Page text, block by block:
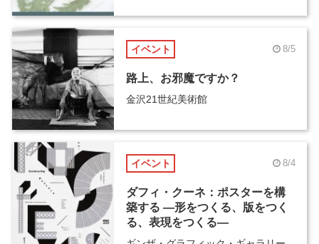
イベント 8/5
路上、お邪魔ですか？
金沢21世紀美術館
イベント 8/4
ダフィ・クーネ：ポスターを構
築する ―形をつくる、版をつく
る、表現をつくる―